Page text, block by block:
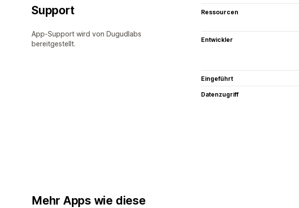
Support
App-Support wird von Dugudlabs
bereitgestellt.
Ressourcen
Entwickler
Eingeführt
Datenzugriff
Mehr Apps wie diese